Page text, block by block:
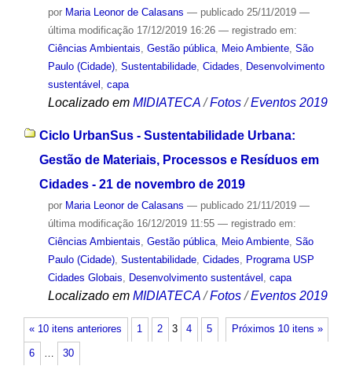
por Maria Leonor de Calasans — publicado25/11/2019 —
última modificação17/12/2019 16:26 — registrado em:
Ciências Ambientais Gestão pública, Meio Ambiente, São
Paulo (Cidade), Sustentabilidade, Cidades
Desenvolvimento
sustentável capa
Localizado em MIDIATECA /Fotos /Eventos 2019
Ciclo UrbanSus - Sustentabilidade Urbana:
Gestão de Materiais, Processos e Resíduos em
Cidades - 21 de novembro de 2019
por Maria Leonor de Calasans — publicado21/11/2019 —
última modificação16/12/2019 11:55 — registrado em:
Ciências Ambientais, Gestão pública, Meio Ambiente, São
Paulo (Cidade), Sustentabilidade, Cidades, Programa USP
Cidades Globais, Desenvolvimento sustentável , capa
Localizado em MIDIATECA /Fotos /Eventos 2019
« 10 itens anteriores Próximos 10 itens »
1 2 3 4 5
6 … 30